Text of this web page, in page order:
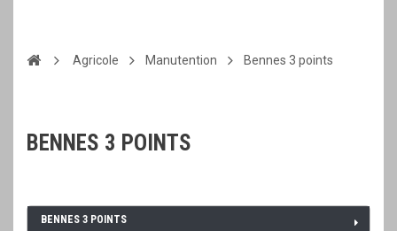
Agricole Manutention Bennes 3 points
BENNES 3 POINTS
BENNES 3 POINTS